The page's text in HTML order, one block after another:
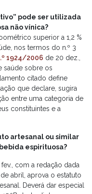
pode ser utilizada
não vínica?
superior a 1,2 %
nos termos do n.º 3
1924/2006 de 20 dez.,
saúde sobre os
citado define
que declare, sugira
entre uma categoria de
constituintes e a
artesanal ou similar
espirituosa?
com a redação dada
abril, aprova o estatuto
Deverá dar especial